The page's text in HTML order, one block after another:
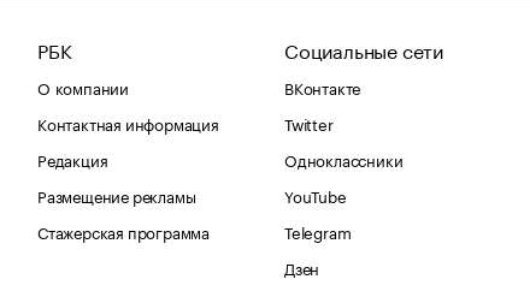
РБК
О компании
Контактная информация
Редакция
Размещение рекламы
Стажерская программа
Социальные сети
ВКонтакте
Twitter
Одноклассники
YouTube
Telegram
Дзен